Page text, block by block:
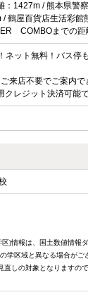
：1427m / 熊本県警
鶴屋百貨店生活彩
COMBOまでの距
ネット無料！バス停
来店不要でご案内で
クレジット決済可能
)情報は、国土数値情
学区域と異なる場合が
しの対象となりますの